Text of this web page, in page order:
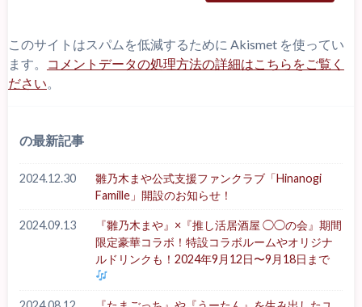
このサイトはスパムを低減するために Akismet を使ってい
ます。
コメントデータの処理方法の詳細はこちらをご覧く
ださい
の最新記事
2024.12.30
雛乃木まや公式支援ファンクラブ「Hinanogi
Famille」開設のお知らせ！
2024.09.13
『雛乃木まや』×『推し活居酒屋 ◯◯の会』期間
限定豪華コラボ！特設コラボルームやオリジナ
ルドリンクも！2024年9月12日〜9月18日まで